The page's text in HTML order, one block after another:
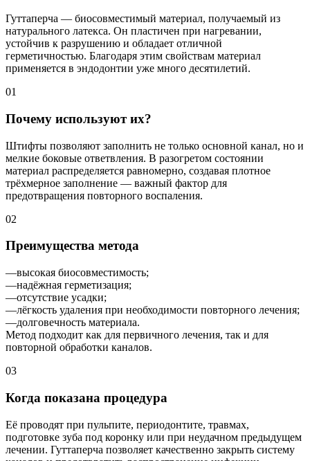
Гуттаперча — биосовместимый материал, получаемый из
натурального латекса. Он пластичен при нагревании,
устойчив к разрушению и обладает отличной
герметичностью. Благодаря этим свойствам материал
применяется в эндодонтии уже много десятилетий.
01
Почему используют их?
Штифты позволяют заполнить не только основной канал, но и
мелкие боковые ответвления. В разогретом состоянии
материал распределяется равномерно, создавая плотное
трёхмерное заполнение — важный фактор для
предотвращения повторного воспаления.
02
Преимущества метода
—высокая биосовместимость;
—надёжная герметизация;
—отсутствие усадки;
—лёгкость удаления при необходимости повторного лечения;
—долговечность материала.
Метод подходит как для первичного лечения, так и для
повторной обработки каналов.
03
Когда показана процедура
Её проводят при пульпите, периодонтите, травмах,
подготовке зуба под коронку или при неудачном предыдущем
лечении. Гуттаперча позволяет качественно закрыть систему